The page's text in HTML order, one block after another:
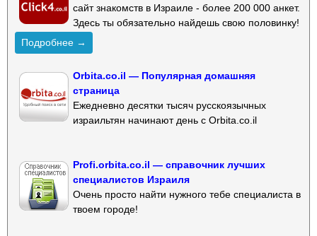
сайт знакомств в Израиле - более 200 000 анкет.
Здесь ты обязательно найдешь свою половинку!
Подробнее →
Orbita.co.il — Популярная домашняя
страница
Ежедневно десятки тысяч русскоязычных
израильтян начинают день с Orbita.co.il
Profi.orbita.co.il — справочник лучших
специалистов Израиля
Очень просто найти нужного тебе специалиста в
твоем городе!